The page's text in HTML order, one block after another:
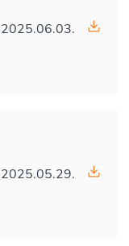
2025.06.03.
2025.05.29.